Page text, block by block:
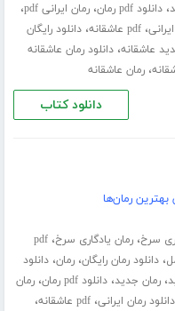
،دانلود pdf رمان ،رمان ایرانی pdf ،
،pdf عاشقانه ،دانلود رایگان
عاشقانه،دانلود رمان عاشقانه
،رمان عاشقانه
دانلود کتاب
بهترین رمان‌ها
سرخ،رمان یادگاری سرخ،pdf
،دانلود رمان رایگان،رمان،دانلود
،رمان جدید،دانلود pdf رمان ،رمان
دانلود رمان ایرانی،pdf عاشقانه ،